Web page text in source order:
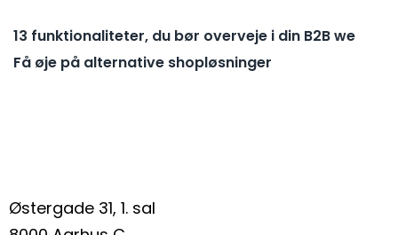
13 funktionaliteter, du bør overveje i din B2B we
Få øje på alternative shopløsninger
Østergade 31, 1. sal